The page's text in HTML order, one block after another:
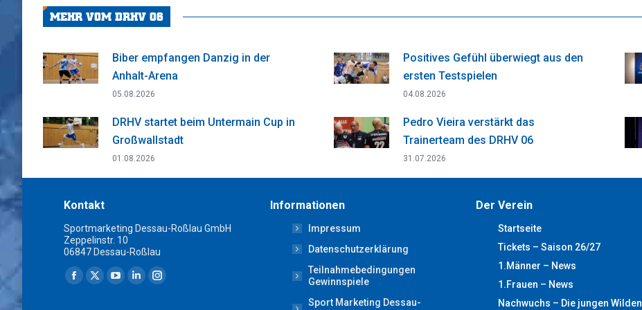
MEHR VOM DRHV 06
Biber empfangen Danzig in der
Anhalt-Arena
05.08.2026
Positives Gefühl überwiegt aus den
ersten Testspielen
04.08.2026
DRHV startet beim Untermain Cup in
Großwallstadt
01.08.2026
Pedro Vieira verstärkt das
Trainerteam des DRHV 06
31.07.2026
Kontakt
Sportmarketing Dessau-Roßlau GmbH
Zeppelinstr. 10
06847 Dessau-Roßlau
Finden Sie uns auf:
Facebook
X
YouTube
LinkedinInstagram
Informationen
Impressum
Datenschutzerklärung
Teilnahmebedingungen
Gewinnspiele
Sport Marketing Dessau-
Der Verein
Startseite
Tickets – Saison 26/27
1.Männer – News
1.Frauen – News
Nachwuchs – Die jungen Wilden